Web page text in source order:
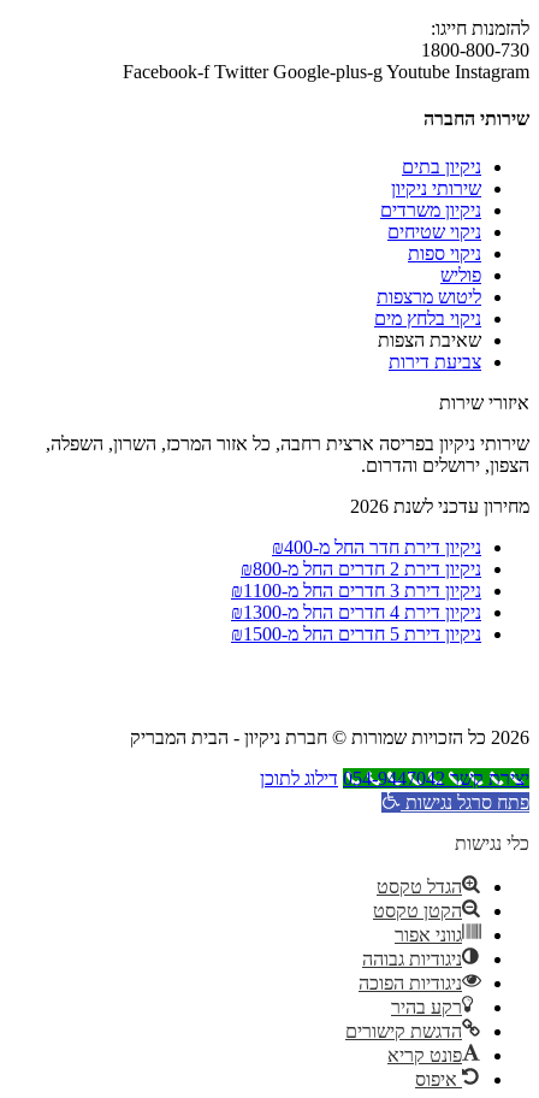
להזמנות חייגו:
1800-800-730
Facebook-f Twitter Google-plus-gYoutube Instagram
שירותי החברה
ניקיון בתים
שירותי ניקיון
ניקיון משרדים
ניקוי שטיחים
ניקוי ספות
פוליש
ליטוש מרצפות
ניקוי בלחץ מים
שאיבת הצפות
צביעת דירות
איזורי שירות
שירותי ניקיון בפריסה ארצית רחבה, כל אזור המרכז, השרון, השפלה,
הצפון, ירושלים והדרום.
מחירון עדכני לשנת 2026
ניקיון דירת חדר החל מ-₪400
ניקיון דירת 2 חדרים החל מ-₪800
ניקיון דירת 3 חדרים החל מ-₪1100
ניקיון דירת 4 חדרים החל מ-₪1300
ניקיון דירת 5 חדרים החל מ-₪1500
2026 כל הזכויות שמורות © חברת ניקיון - הבית המבריק
יצירת קשר 054-9447042
דילוג לתוכן
פתח סרגל נגישות
כלי נגישות
הגדל טקסט
הקטן טקסט
גווני אפור
ניגודיות גבוהה
ניגודיות הפוכה
רקע בהיר
הדגשת קישורים
פונט קריא
איפוס